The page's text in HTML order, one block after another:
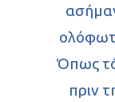
Όπως
πριν